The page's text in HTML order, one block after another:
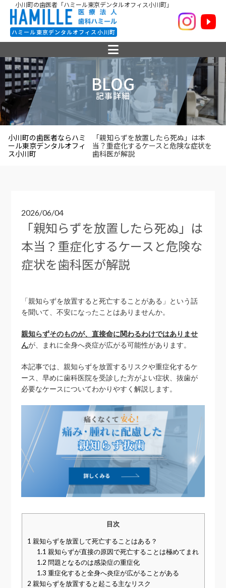
小川町の歯医者「ハミール東京デンタルオフィス小川町」
ハミール東京デンタルオフィス小川町
BLOG
記事詳細
小川町の歯医者ならハミ
ール東京デンタルオフィ
ス小川町
「親知らずを放置したら死ぬ」は本
当？重症化するケースと危険な症状を
歯科医が解説
2026/06/04
「親知らずを放置したら死ぬ」は
本当？重症化するケースと危険な
症状を歯科医が解説
「親知らずを放置すると死亡することがある」という話
を聞いて、不安になったことはありませんか。
親知らずそのものが、直接命に関わるわけではありませ
んが、まれに全身へ炎症が広がる可能性があります。
本記事では、親知らずを放置するリスクや重症化するケ
ース、早めに歯科医院を受診した方がよい症状、抜歯が
必要なケースについてわかりやすく解説します。
目次
1 親知らずを放置して死亡することはある？
1.1 親知らずが直接の原因で死亡することは極めてまれ
1.2 問題となるのは感染症の重症化
1.3 重症化すると全身へ炎症が広がることがある
2 親知らずを放置すると起こる主なリスク